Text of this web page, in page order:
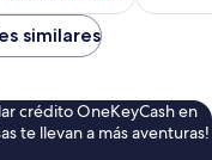
es
de
$37
similares
crédito OneKeyCash en
te llevan a más aventuras!